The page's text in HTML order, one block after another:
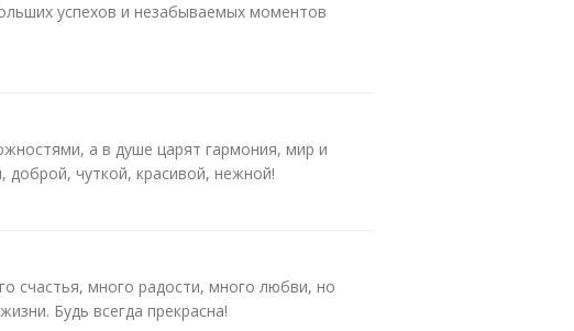
успехов и незабываемых моментов
а в душе царят гармония, мир и
доброй, чуткой, красивой, нежной!
счастья, много радости, много любви, но
Будь всегда прекрасна!